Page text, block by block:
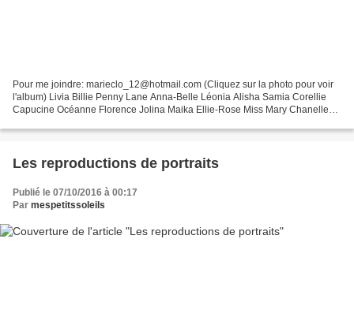
Pour me joindre: marieclo_12@hotmail.com (Cliquez sur la photo pour voir
l'album) Livia Billie Penny Lane Anna-Belle Léonia Alisha Samia Corellie
Capucine Océanne Florence Jolina Maika Ellie-Rose Miss Mary Chanelle
Les reproductions de portraits
Publié le 07/10/2016 à 00:17
Par mespetitssoleils